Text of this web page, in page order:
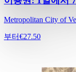
Metropolitan City of
부터€27.50